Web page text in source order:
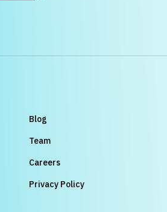
Blog
Team
Careers
Privacy Policy